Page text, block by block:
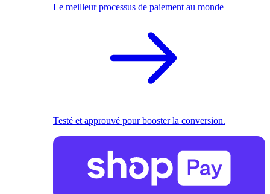
Le meilleur processus de paiement au monde
Testé et approuvé pour booster la conversion.